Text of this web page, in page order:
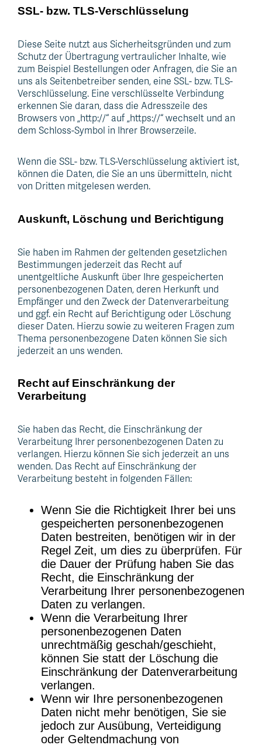
SSL- bzw. TLS-Verschlüsselung
Diese Seite nutzt aus Sicherheitsgründen und zum
Schutz der Übertragung vertraulicher Inhalte, wie
zum Beispiel Bestellungen oder Anfragen, die Sie an
uns als Seitenbetreiber senden, eine SSL- bzw. TLS-
Verschlüsselung. Eine verschlüsselte Verbindung
erkennen Sie daran, dass die Adresszeile des
Browsers von „http://“ auf „https://“ wechselt und an
dem Schloss-Symbol in Ihrer Browserzeile.
Wenn die SSL- bzw. TLS-Verschlüsselung aktiviert ist,
können die Daten, die Sie an uns übermitteln, nicht
von Dritten mitgelesen werden.
Auskunft, Löschung und Berichtigung
Sie haben im Rahmen der geltenden gesetzlichen
Bestimmungen jederzeit das Recht auf
unentgeltliche Auskunft über Ihre gespeicherten
personenbezogenen Daten, deren Herkunft und
Empfänger und den Zweck der Datenverarbeitung
und ggf. ein Recht auf Berichtigung oder Löschung
dieser Daten. Hierzu sowie zu weiteren Fragen zum
Thema personenbezogene Daten können Sie sich
jederzeit an uns wenden.
Recht auf Einschränkung der
Verarbeitung
Sie haben das Recht, die Einschränkung der
Verarbeitung Ihrer personenbezogenen Daten zu
verlangen. Hierzu können Sie sich jederzeit an uns
wenden. Das Recht auf Einschränkung der
Verarbeitung besteht in folgenden Fällen:
Wenn Sie die Richtigkeit Ihrer bei uns
gespeicherten personenbezogenen
Daten bestreiten, benötigen wir in der
Regel Zeit, um dies zu überprüfen. Für
die Dauer der Prüfung haben Sie das
Recht, die Einschränkung der
Verarbeitung Ihrer personenbezogenen
Daten zu verlangen.
Wenn die Verarbeitung Ihrer
personenbezogenen Daten
unrechtmäßig geschah/geschieht,
können Sie statt der Löschung die
Einschränkung der Datenverarbeitung
verlangen.
Wenn wir Ihre personenbezogenen
Daten nicht mehr benötigen, Sie sie
jedoch zur Ausübung, Verteidigung
oder Geltendmachung von